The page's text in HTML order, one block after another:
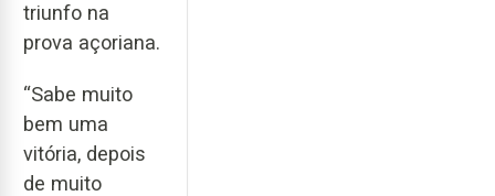
triunfo na
prova açoriana.
“Sabe muito
bem uma
vitória, depois
de muito